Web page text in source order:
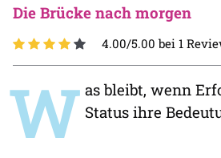
Die Brücke nach morgen
4.00/5.00 bei 1
W as bleibt, wenn
Status ihre